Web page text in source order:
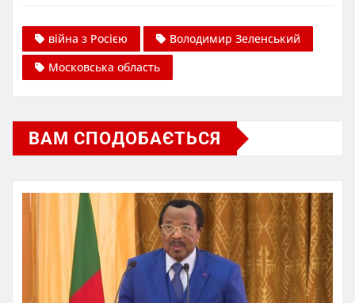
війна з Росією
Володимир Зеленський
Московська область
ВАМ СПОДОБАЄТЬСЯ